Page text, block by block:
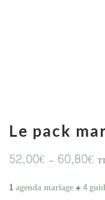
Le pack
52,00€ – 60,80€
1 agenda mariage+4